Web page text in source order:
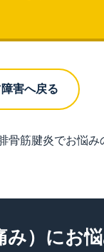
害へ戻る
筋腱炎でお悩
み）にお